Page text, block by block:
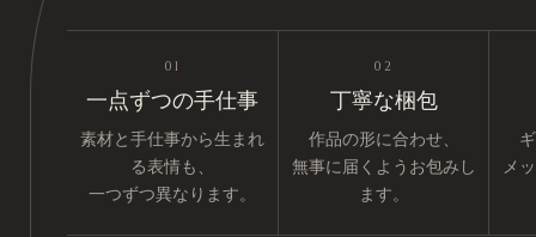
01
一点ずつの手仕事
素材と手仕事から生まれ
る表情も、
一つずつ異なります。
02
丁寧な梱包
作品の形に合わせ、
無事に届くようお包みし
ます。
メ